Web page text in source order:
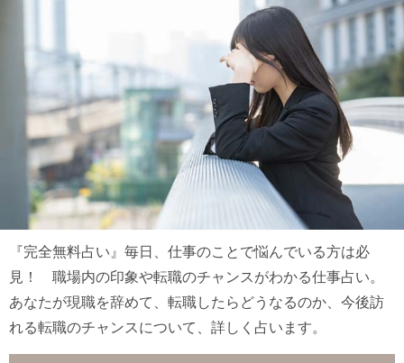
『完全無料占い』毎日、仕事のことで悩んでいる方は必
見！ 職場内の印象や転職のチャンスがわかる仕事占い。
あなたが現職を辞めて、転職したらどうなるのか、今後訪
れる転職のチャンスについて、詳しく占います。